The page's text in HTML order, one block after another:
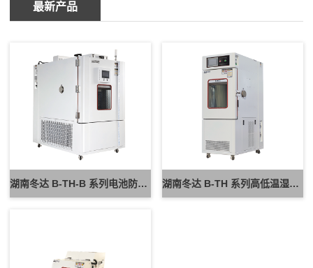
最新产品
湖南冬达 B-TH-B 系列电池防爆试验箱 新能源电池高低温防爆测试设备 湖南冬达 B-TH 系列高低温湿热试验箱 可定制高低温循环可靠性测试设备